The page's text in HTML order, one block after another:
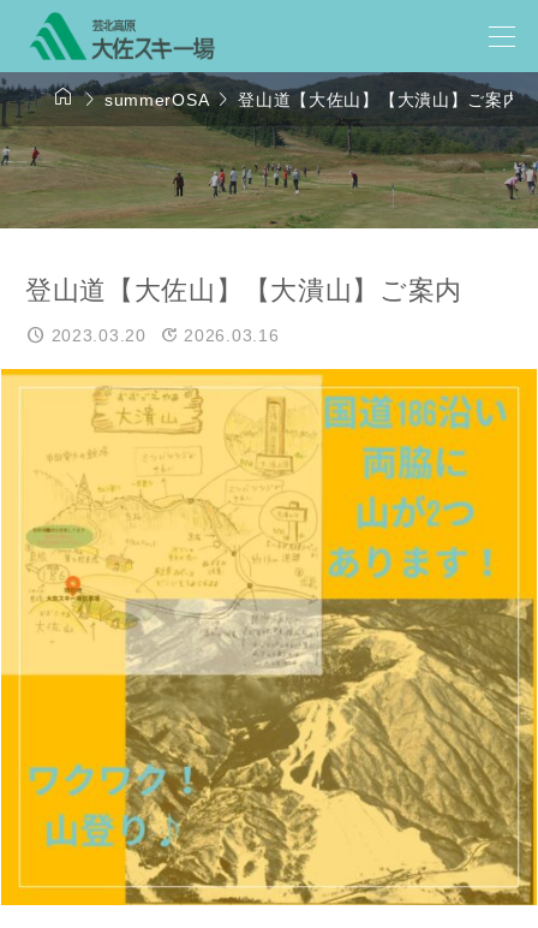
summerOSA登山道【大佐山】【大潰山】ご案内
登山道【大佐山】【大潰山】ご案内
2023.03.20 2026.03.16